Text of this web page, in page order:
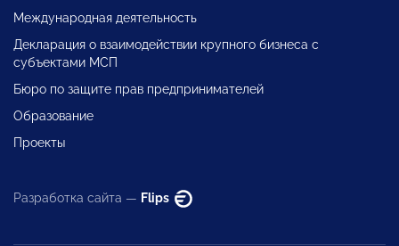
Международная деятельность
Декларация о взаимодействии крупного бизнеса с
субъектами МСП
Бюро по защите прав предпринимателей
Образование
Проекты
Разработка сайта — Flips